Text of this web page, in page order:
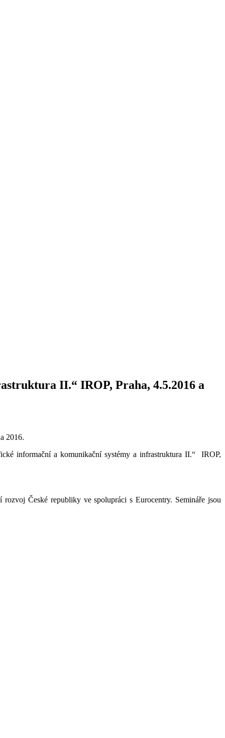
II.“ IROP, Praha, 4.5.2016 a
2016.
informační a komunikační systémy a infrastruktura II.“ IROP,
České republiky ve spolupráci s Eurocentry. Semináře jsou